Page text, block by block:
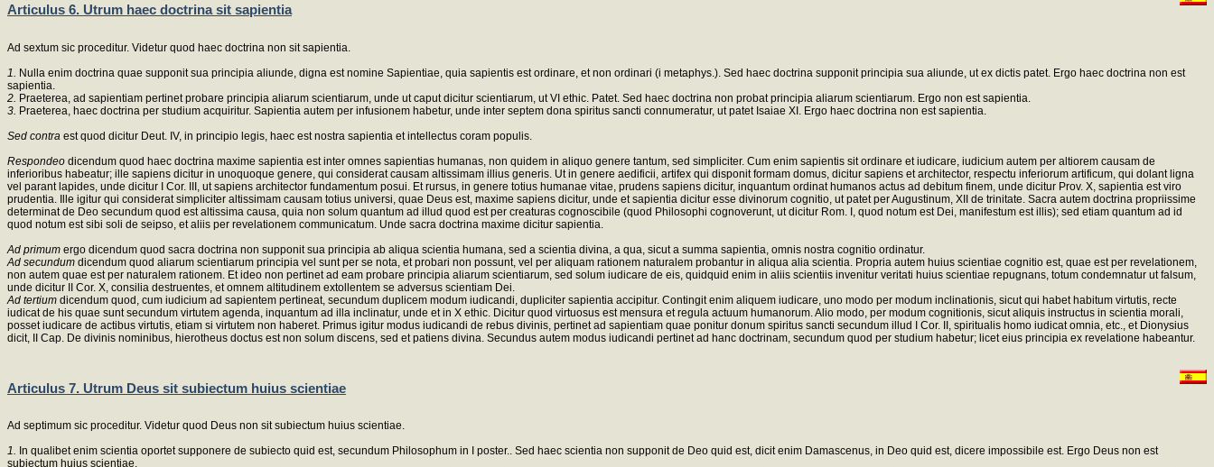
Articulus 6. Utrum haec doctrina sit sapientia
Ad sextum sic proceditur. Videtur quod haec doctrina non sit sapientia.
1.
Nulla enim doctrina quae supponit sua principia aliunde, digna est nomine Sapientiae, quia sapientis est ordinare, et non ordinari (i metaphys.). Sed haec doctrina supponit principia sua aliunde, ut ex dictis patet. Ergo haec doctrina non est
sapientia.
2. Praeterea, ad sapientiam pertinet probare principia aliarum scientiarum, unde ut caput dicitur scientiarum, ut VI ethic. Patet. Sed haec doctrina non probat principia aliarum scientiarum. Ergo non est sapientia.
3. Praeterea, haec doctrina per studium acquiritur. Sapientia autem per infusionem habetur, unde inter septem dona spiritus sancti connumeratur, ut patet Isaiae XI. Ergo haec doctrina non est sapientia.
Sed contra est quod dicitur Deut. IV, in principio legis, haec est nostra sapientia et intellectus coram populis.
Respondeo dicendum quod haec doctrina maxime sapientia est inter omnes sapientias humanas, non quidem in aliquo genere tantum, sed simpliciter. Cum enim sapientis sit ordinare et iudicare, iudicium autem per altiorem causam de
inferioribus habeatur; ille sapiens dicitur in unoquoque genere, qui considerat causam altissimam illius generis. Ut in genere aedificii, artifex qui disponit formam domus, dicitur sapiens et architector, respectu inferiorum artificum, qui dolant ligna
vel parant lapides, unde dicitur I Cor. III, ut sapiens architector fundamentum posui. Et rursus, in genere totius humanae vitae, prudens sapiens dicitur, inquantum ordinat humanos actus ad debitum finem, unde dicitur Prov. X, sapientia est viro
prudentia. Ille igitur qui considerat simpliciter altissimam causam totius universi, quae Deus est, maxime sapiens dicitur, unde et sapientia dicitur esse divinorum cognitio, ut patet per Augustinum, XII de trinitate. Sacra autem doctrina propriissime
determinat de Deo secundum quod est altissima causa, quia non solum quantum ad illud quod est per creaturas cognoscibile (quod Philosophi cognoverunt, ut dicitur Rom. I, quod notum est Dei, manifestum est illis); sed etiam quantum ad id
quod notum est sibi soli de seipso, et aliis per revelationem communicatum. Unde sacra doctrina maxime dicitur sapientia.
Ad primum ergo dicendum quod sacra doctrina non supponit sua principia ab aliqua scientia humana, sed a scientia divina, a qua, sicut a summa sapientia, omnis nostra cognitio ordinatur.
Ad secundum dicendum quod aliarum scientiarum principia vel sunt per se nota, et probari non possunt, vel per aliquam rationem naturalem probantur in aliqua alia scientia. Propria autem huius scientiae cognitio est, quae est per revelationem,
non autem quae est per naturalem rationem. Et ideo non pertinet ad eam probare principia aliarum scientiarum, sed solum iudicare de eis, quidquid enim in aliis scientiis invenitur veritati huius scientiae repugnans, totum condemnatur ut falsum,
unde dicitur II Cor. X, consilia destruentes, et omnem altitudinem extollentem se adversus scientiam Dei.
Ad tertium dicendum quod, cum iudicium ad sapientem pertineat, secundum duplicem modum iudicandi, dupliciter sapientia accipitur. Contingit enim aliquem iudicare, uno modo per modum inclinationis, sicut qui habet habitum virtutis, recte
iudicat de his quae sunt secundum virtutem agenda, inquantum ad illa inclinatur, unde et in X ethic. Dicitur quod virtuosus est mensura et regula actuum humanorum. Alio modo, per modum cognitionis, sicut aliquis instructus in scientia morali,
posset iudicare de actibus virtutis, etiam si virtutem non haberet. Primus igitur modus iudicandi de rebus divinis, pertinet ad sapientiam quae ponitur donum spiritus sancti secundum illud I Cor. II, spiritualis homo iudicat omnia, etc., et Dionysius
dicit, II Cap. De divinis nominibus, hierotheus doctus est non solum discens, sed et patiens divina. Secundus autem modus iudicandi pertinet ad hanc doctrinam, secundum quod per studium habetur; licet eius principia ex revelatione habeantur.
Articulus 7. Utrum Deus sit subiectum huius scientiae
Ad septimum sic proceditur. Videtur quod Deus non sit subiectum huius scientiae.
1. In qualibet enim scientia oportet supponere de subiecto quid est, secundum Philosophum in I poster.. Sed haec scientia non supponit de Deo quid est, dicit enim Damascenus, in Deo quid est, dicere impossibile est. Ergo Deus non est
subiectum huius scientiae.